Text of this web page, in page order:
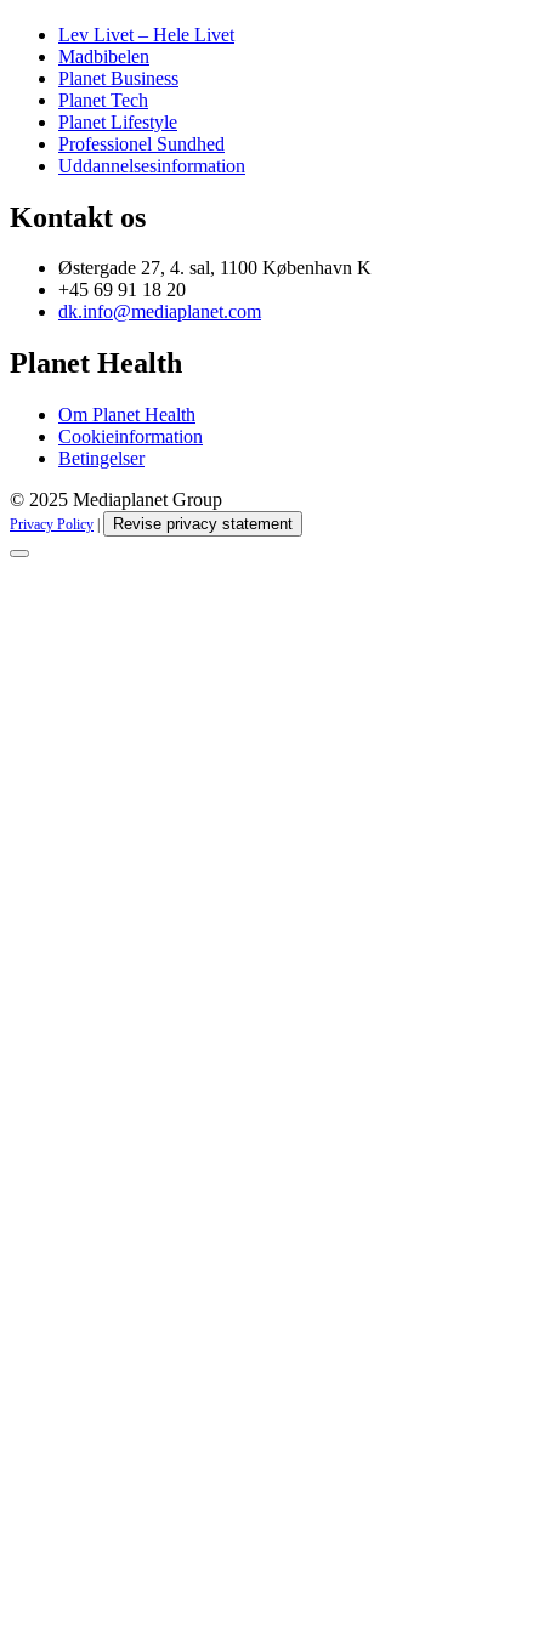
Lev Livet – Hele Livet
Madbibelen
Planet Business
Planet Tech
Planet Lifestyle
Professionel Sundhed
Uddannelsesinformation
Kontakt os
Østergade 27, 4. sal, 1100 København K
+45 69 91 18 20
dk.info@mediaplanet.com
Planet Health
Om Planet Health
Cookieinformation
Betingelser
© 2025 Mediaplanet Group
Privacy Policy Revise privacy statement